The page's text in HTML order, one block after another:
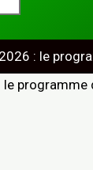
: le